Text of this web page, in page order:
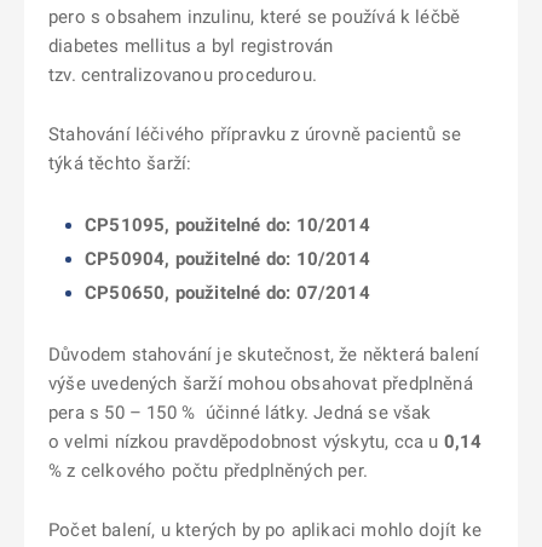
pero s obsahem inzulinu, které se používá k léčbě
diabetes mellitus a byl registrován
tzv. centralizovanou procedurou.
Stahování léčivého přípravku z úrovně pacientů se
týká těchto šarží:
CP51095, použitelné do: 10/2014
CP50904, použitelné do: 10/2014
CP50650, použitelné do: 07/2014
Důvodem stahování je skutečnost, že některá balení
výše uvedených šarží mohou obsahovat předplněná
pera s 50 – 150 % účinné látky. Jedná se však
o velmi nízkou pravděpodobnost výskytu, cca u 0,14
% z celkového počtu předplněných per.
Počet balení, u kterých by po aplikaci mohlo dojít ke